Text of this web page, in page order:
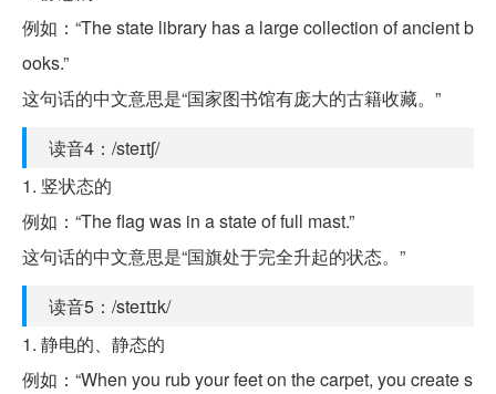
例如：“The state library has a large collection of ancient b
ooks.”
这句话的中文意思是“国家图书馆有庞大的古籍收藏。”
读音4：/steɪtʃ/
1. 竖状态的
例如：“The flag was in a state of full mast.”
这句话的中文意思是“国旗处于完全升起的状态。”
读音5：/steɪtɪk/
1. 静电的、静态的
例如：“When you rub your feet on the carpet, you create s